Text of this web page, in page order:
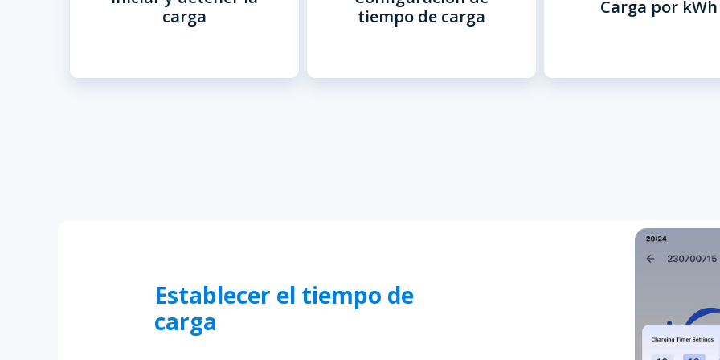
carga
carga.
tiempo de carga
comerciales
importantes.
Carga por kWh
Establecer el tiempo de
carga